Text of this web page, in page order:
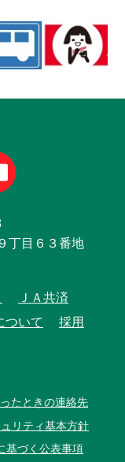
丁目６３番地
ＪＡ共済
ついて
採用
たときの連絡先
リティ基本方針
基づく公表事項